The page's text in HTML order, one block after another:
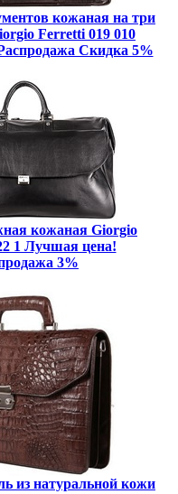
кожаная на три
Ferretti 019 010
Скидка 5%
кожаная Giorgio
1 Лучшая цена!
3%
из натуральной кожи